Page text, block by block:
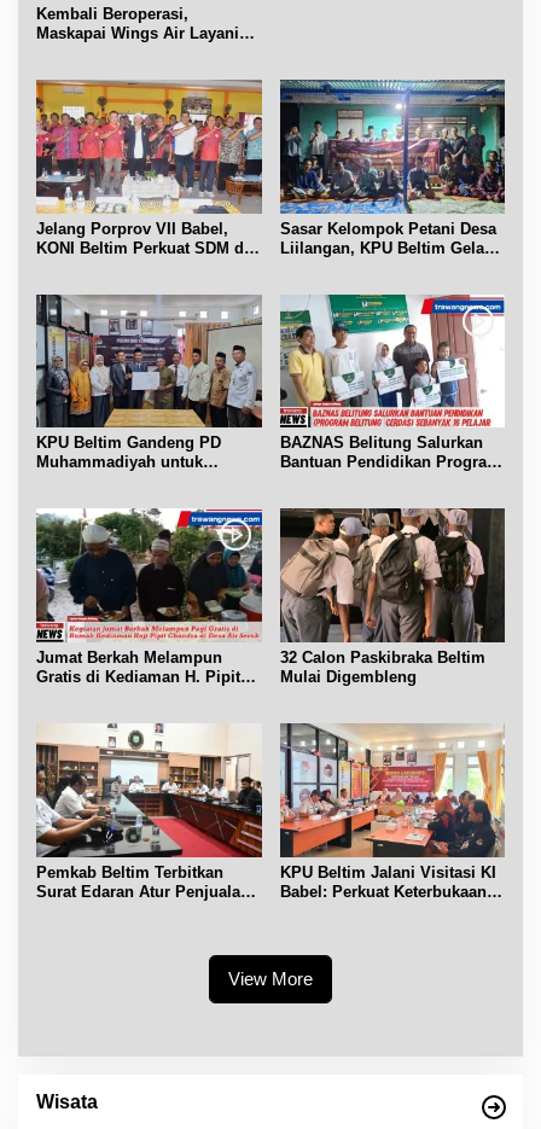
Kembali Beroperasi,
Maskapai Wings Air Layani
Jelang Porprov VII Babel,
KONI Beltim Perkuat SDM di
Sasar Kelompok Petani Desa
Liilangan, KPU Beltim Gelar
KPU Beltim Gandeng PD
Muhammadiyah untuk
BAZNAS Belitung Salurkan
Bantuan Pendidikan Program
Jumat Berkah Melampun
Gratis di Kediaman H. Pipit
32 Calon Paskibraka Beltim
Mulai Digembleng
Pemkab Beltim Terbitkan
Surat Edaran Atur Penjualan
KPU Beltim Jalani Visitasi KI
Babel: Perkuat Keterbukaan
View More
Wisata